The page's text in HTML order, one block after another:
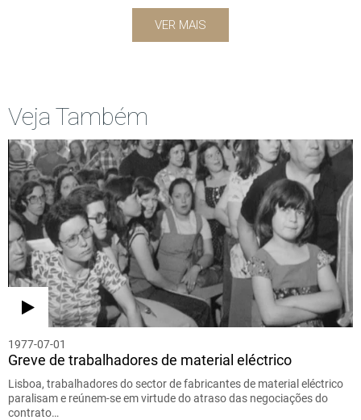
VER MAIS
Veja Também
1977-07-01
Greve de trabalhadores de material eléctrico
Lisboa, trabalhadores do sector de fabricantes de material eléctrico
paralisam e reúnem-se em virtude do atraso das negociações do
contrato…